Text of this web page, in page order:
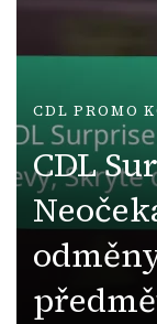
CDL PROMO
CDL